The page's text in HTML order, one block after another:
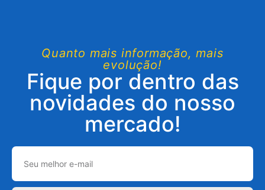
Quanto mais informação, mais
evolução!
Fique por dentro das
novidades do nosso
mercado!